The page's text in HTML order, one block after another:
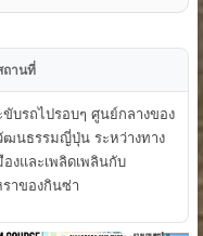
ถานที่
บรถไปรอบๆ ศูนย์กลางของ
ฒนธรรมญี่ปุ่น ระหว่างทาง
งและเพลิดเพลินกับ
าของกินซ่า